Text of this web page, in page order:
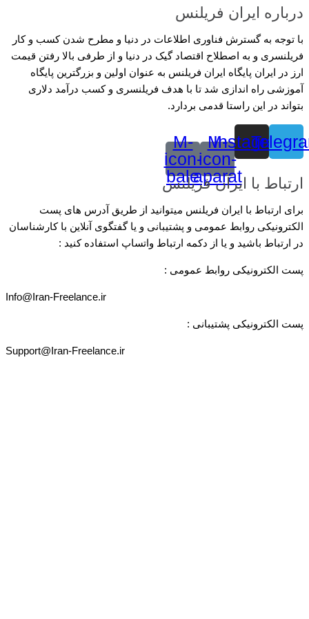
درباره ایران فریلنس
با توجه به گسترش فناوری اطلاعات در دنیا و مطرح شدن کسب و کار
فریلنسری و به اصطلاح اقتصاد گیک در دنیا و از طرفی بالا رفتن قیمت
ارز در ایران پایگاه ایران فریلنس به عنوان اولین و بزرگترین پایگاه
آموزشی راه اندازی شد تا با هدف فریلنسری و کسب درآمد دلاری
بتواند در این راستا قدمی بردارد.
Instagram
M-
icon-
aparat
M-
icon-
bale
ارتباط با ایران فریلنس
برای ارتباط با ایران فریلنس میتوانید از طریق آدرس های پست
الکترونیکی روابط عمومی و پشتیبانی و یا گفتگوی آنلاین با کارشناسان
در ارتباط باشید و یا از دکمه ارتباط واتساپ استفاده کنید :
پست الکترونیکی روابط عمومی :
Info@Iran-Freelance.ir
پست الکترونیکی پشتیبانی :
Support@Iran-Freelance.ir